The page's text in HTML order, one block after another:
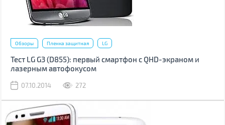
Обзоры Пленка защитная LG
Тест LG G3 (D855): первый смартфон с QHD-экраном и
лазерным автофокусом
07.10.2014 272